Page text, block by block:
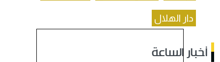
دار الهلال
أخبار الساعة